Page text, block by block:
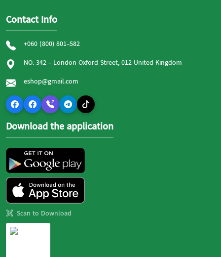
Contact Info
+060 (800) 801-582
NO. 342 - London Oxford Street, 012 United Kingdom
eshop@gmail.com
Download the application
Scan to Download